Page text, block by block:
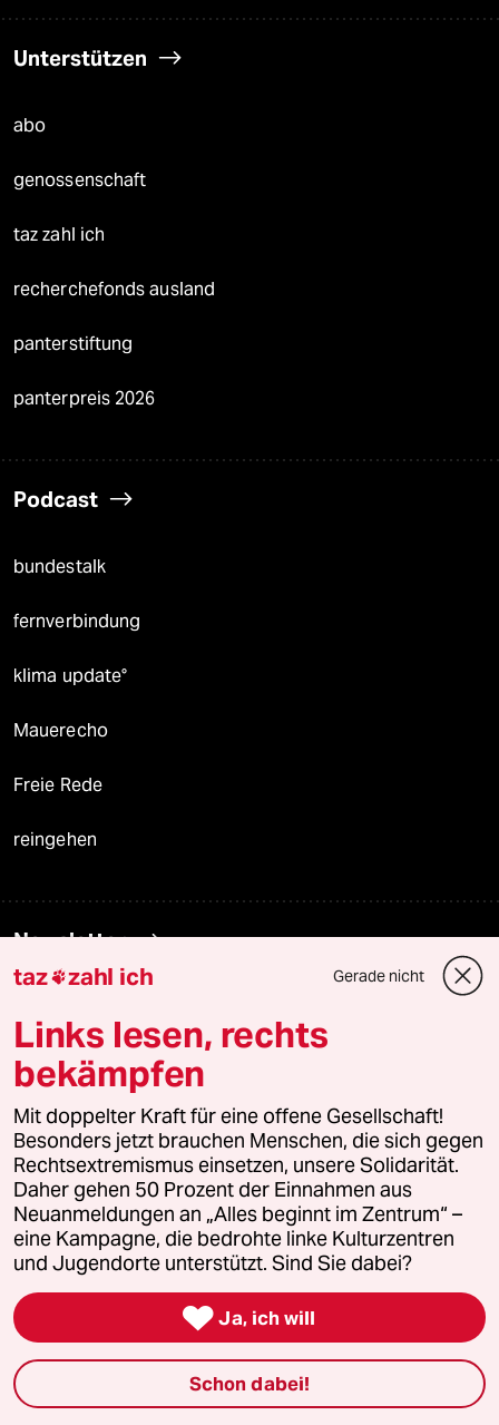
Unterstützen
abo
genossenschaft
taz zahl ich
recherchefonds ausland
panterstiftung
panterpreis 2026
Podcast
bundestalk
fernverbindung
klima update°
Mauerecho
Freie Rede
reingehen
Newsletter
taz frisch
taz zahl ich
taz lab Infobrief
Veranstaltungen
Demnächst
Vor Ort
taz zahl ich Gerade nicht
Links lesen, rechts
bekämpfen
Mit doppelter Kraft für eine offene Gesellschaft!
Besonders jetzt brauchen Menschen, die sich gegen
Rechtsextremismus einsetzen, unsere Solidarität.
Daher gehen 50 Prozent der Einnahmen aus
Neuanmeldungen an „Alles beginnt im Zentrum“ –
eine Kampagne, die bedrohte linke Kulturzentren
und Jugendorte unterstützt. Sind Sie dabei?
 Ja, ich will
Schon dabei!